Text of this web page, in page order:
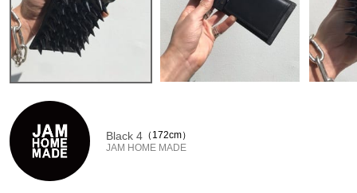
Black 4
JAM HOME MADE
172cm